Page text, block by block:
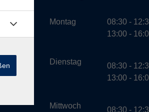
Montag
Dienstag
Mittwoch
08:30 -
13:00 -
08:30 -
13:00 -
08:30 -